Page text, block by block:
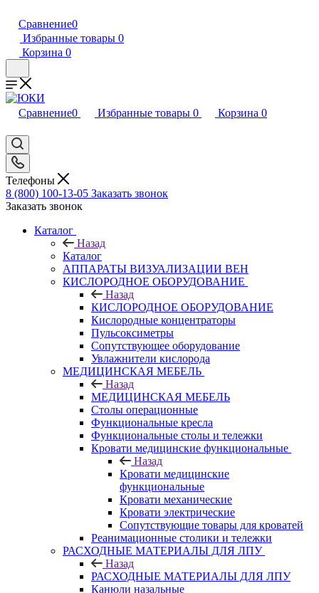
Сравнение0
Избранные товары 0
Корзина 0
Сравнение0 Избранные товары 0 Корзина 0
Телефоны
8 (800) 100-13-05 Заказать звонок
Заказать звонок
Каталог
Назад
Каталог
АППАРАТЫ ВИЗУАЛИЗАЦИИ ВЕН
КИСЛОРОДНОЕ ОБОРУДОВАНИЕ
Назад
КИСЛОРОДНОЕ ОБОРУДОВАНИЕ
Кислородные концентраторы
Пульсоксиметры
Сопутствующее оборудование
Увлажнители кислорода
МЕДИЦИНСКАЯ МЕБЕЛЬ
Назад
МЕДИЦИНСКАЯ МЕБЕЛЬ
Столы операционные
Функциональные кресла
Функциональные столы и тележки
Кровати медицинские функциональные
Назад
Кровати медицинские
функциональные
Кровати механические
Кровати электрические
Сопутствующие товары для кроватей
Реанимационные столики и тележки
РАСХОДНЫЕ МАТЕРИАЛЫ ДЛЯ ЛПУ
Назад
РАСХОДНЫЕ МАТЕРИАЛЫ ДЛЯ ЛПУ
Канюли назальные